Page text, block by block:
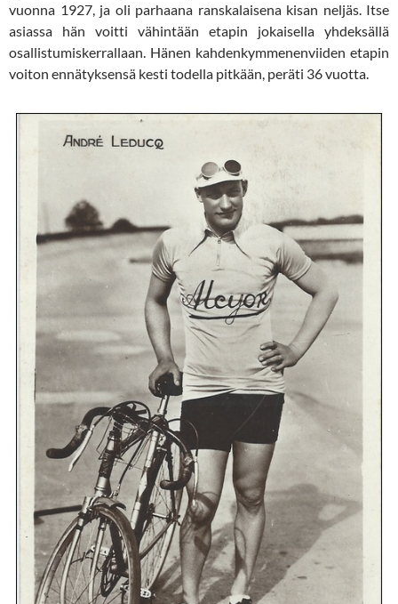
vuonna 1927, ja oli parhaana ranskalaisena kisan neljäs. Itse
asiassa hän voitti vähintään etapin jokaisella yhdeksällä
osallistumiskerrallaan. Hänen kahdenkymmenenviiden etapin
voiton ennätyksensä kesti todella pitkään, peräti 36 vuotta.